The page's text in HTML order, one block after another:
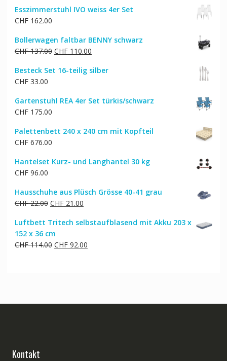
war:
ist:
Esszimmerstuhl IVO weiss 4er Set
CHF162.00
Bollerwagen faltbar BENNY schwarz
CHF137.00 Ursprünglicher
war:
CHF110.00Aktueller
ist:
Besteck Set 16-teilig silber
CHF33.00
Gartenstuhl REA 4er Set türkis/schwarz
CHF175.00
Palettenbett 240 x 240 cm mit Kopfteil
CHF676.00
Hantelset Kurz- und Langhantel 30 kg
CHF96.00
Hausschuhe aus Plüsch Grösse 40-41 grau
CHF22.00 Ursprünglicher
war:
CHF 22.00
CHF21.00Aktueller
ist:
Luftbett Tritech selbstaufblasend mit Akku 203 x
152 x 36 cm
CHF114.00 Ursprünglicher
CHF92.00Aktueller
Kontakt